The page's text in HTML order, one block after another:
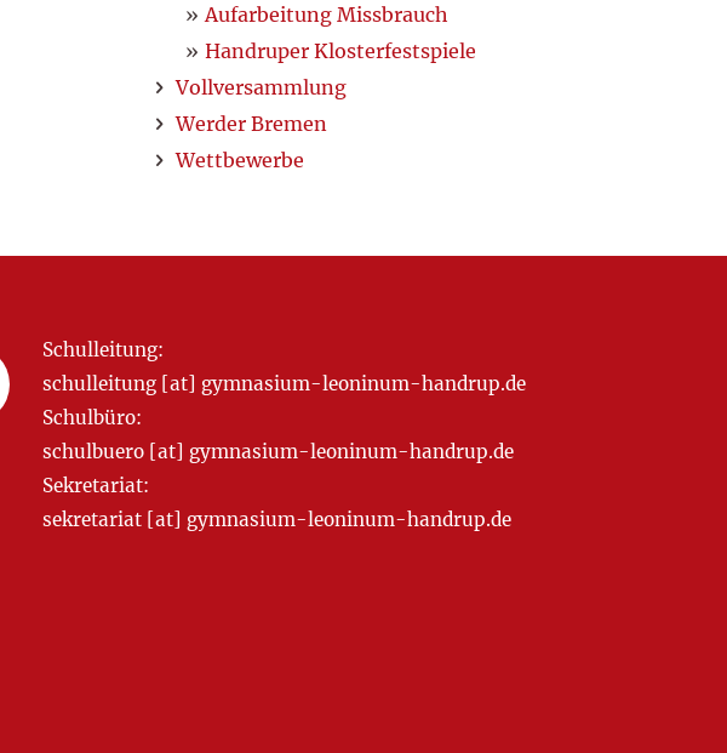
Aufarbeitung Missbrauch
Handruper Klosterfestspiele
Vollversammlung
Werder Bremen
Wettbewerbe
Schulleitung:
schulleitung [at] gymnasium-leoninum-handrup.de
Schulbüro:
schulbuero [at] gymnasium-leoninum-handrup.de
Sekretariat:
sekretariat [at] gymnasium-leoninum-handrup.de